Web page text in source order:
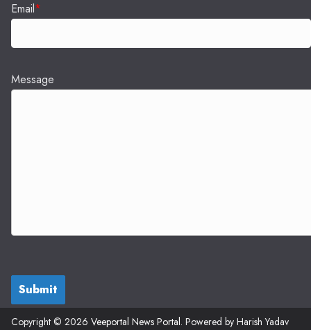
Email*
Message
Submit
Copyright © 2026 Veeportal News Portal. Powered by Harish Yadav